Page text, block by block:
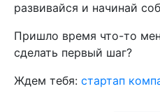
развивайся и начинай
Пришло время что-то
сделать первый шаг?
Ждем тебя: стартап